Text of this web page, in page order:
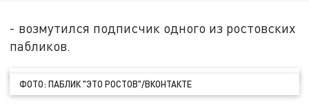
- возмутился подписчик одного из ростовских
пабликов.
ФОТО: ПАБЛИК "ЭТО РОСТОВ"/ВКОНТАКТЕ